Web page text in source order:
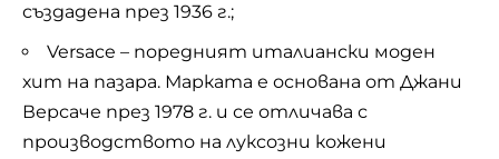
създадена през 1936 г.;
Versace – поредният италиански моден
хит на пазара. Марката е основана от Джани
Версаче през 1978 г. и се отличава с
производството на луксозни кожени